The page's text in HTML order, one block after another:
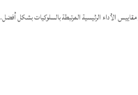
الأداء الرئيسية المرتبطة بالسلوكيات بشكل أفضل.